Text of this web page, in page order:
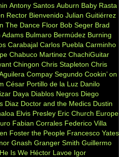
Antony Santos Auburn Baby Rasta
Rector Bienvenido Julian Guitiérrez
The Dance Floor Bob Seger Brad
Adams Bulmaro Bermúdez Burning
Carabajal Carlos Puebla Carminho
Chabuco Martinez ChachiGuitar
Chingon Chris Stapleton Chris
Compay Segundo Cookin’ on
César Portillo de la Luz Danilo
Daya Diablos Negros Diego
Diaz Doctor and the Medics Dustin
Elvis Presley Eric Church Europe
Fabian Corrales Federico Villa
Foster the People Francesco Yates
Gnash Granger Smith Guillermo
He Is We Héctor Lavoe Igor